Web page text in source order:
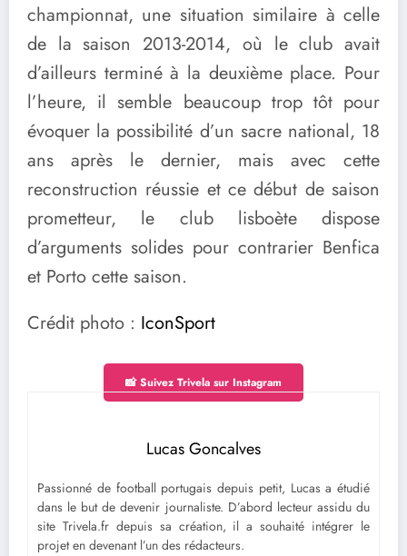
championnat, une situation similaire à celle
de la saison 2013-2014, où le club avait
d’ailleurs terminé à la deuxième place. Pour
l’heure, il semble beaucoup trop tôt pour
évoquer la possibilité d’un sacre national, 18
ans après le dernier, mais avec cette
reconstruction réussie et ce début de saison
prometteur, le club lisboète dispose
d’arguments solides pour contrarier Benfica
et Porto cette saison.
Crédit photo : IconSport
📸 Suivez Trivela sur Instagram
Lucas Goncalves
Passionné de football portugais depuis petit, Lucas a étudié
dans le but de devenir journaliste. D’abord lecteur assidu du
site Trivela.fr depuis sa création, il a souhaité intégrer le
projet en devenant l’un des rédacteurs.